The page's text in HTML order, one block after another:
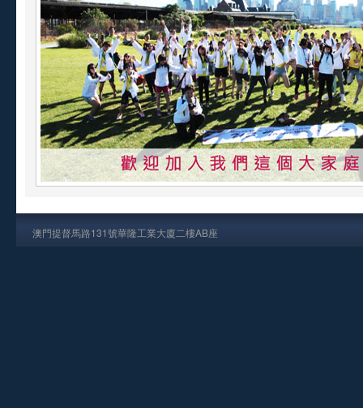
澳門提督馬路131號華隆工業大廈二樓AB座